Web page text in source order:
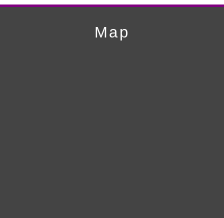
第12回人形供養祭平成22年3月9日
平成21年12月4日
Map